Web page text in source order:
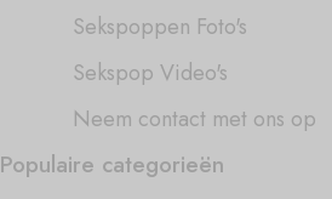
Sekspoppen Foto's
Sekspop Video's
Neem contact met ons op
Populaire categorieën